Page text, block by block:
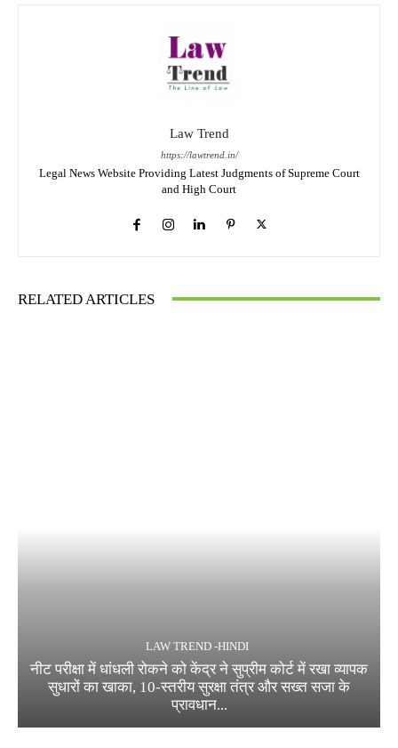
Law Trend
https://lawtrend.in/
Legal News Website Providing Latest Judgments of Supreme Court
and High Court
RELATED ARTICLES
LAW TREND -HINDI
नीट परीक्षा में धांधली रोकने को केंद्र ने सुप्रीम कोर्ट में रखा व्यापक
सुधारों का खाका, 10-स्तरीय सुरक्षा तंत्र और सख्त सजा के
प्रावधान...